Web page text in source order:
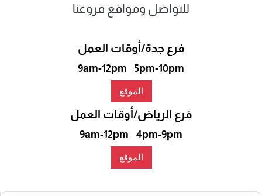
للتواصل ومواقع فروعنا
فرع جدة/أوقات العمل
9am-12pm 5pm-10pm
الموقع
فرع الرياض/أوقات العمل
9am-12pm 4pm-9pm
الموقع